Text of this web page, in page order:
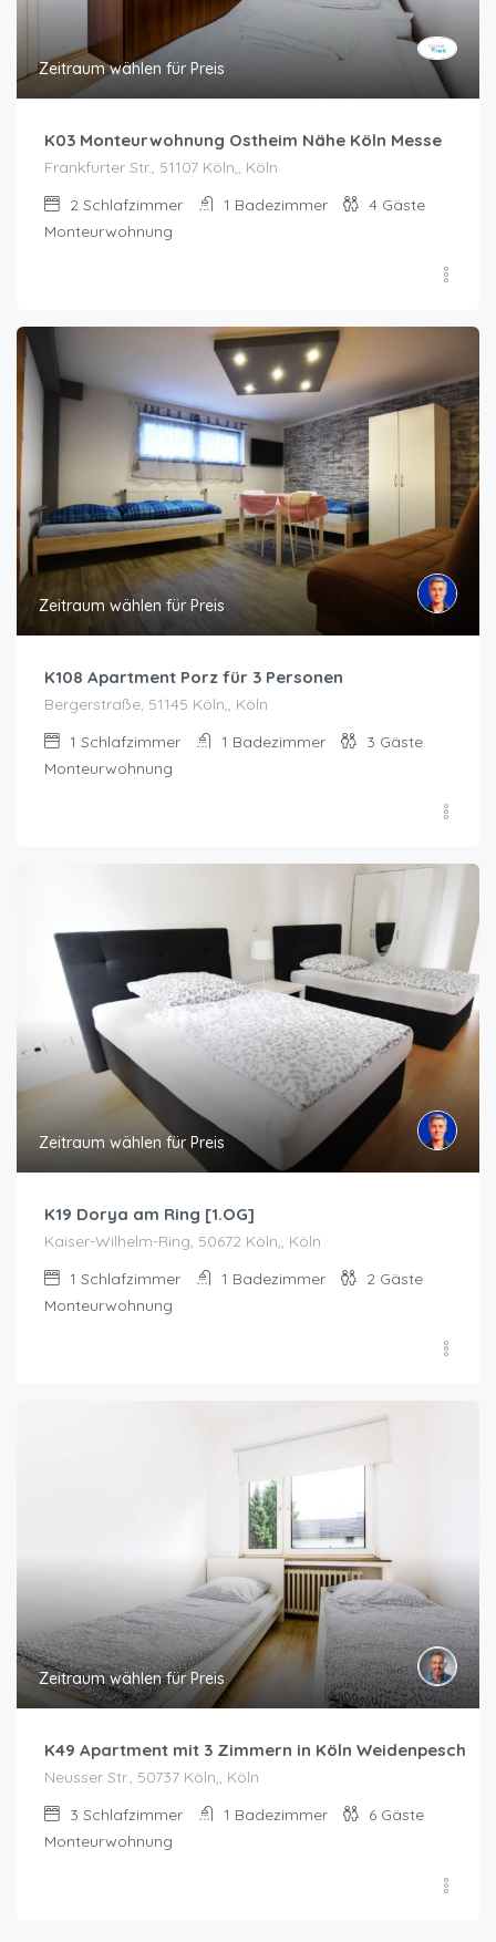
Zeitraum wählen für Preis
K03 Monteurwohnung Ostheim Nähe Köln Messe
Frankfurter Str., 51107 Köln,, Köln
2 Schlafzimmer 1 Badezimmer 4 Gäste
Monteurwohnung
Zeitraum wählen für Preis
K108 Apartment Porz für 3 Personen
Bergerstraße, 51145 Köln,, Köln
1 Schlafzimmer 1 Badezimmer 3 Gäste
Monteurwohnung
Zeitraum wählen für Preis
K19 Dorya am Ring [1.OG]
Kaiser-Wilhelm-Ring, 50672 Köln,, Köln
1 Schlafzimmer 1 Badezimmer 2 Gäste
Monteurwohnung
Zeitraum wählen für Preis
K49 Apartment mit 3 Zimmern in Köln Weidenpesch
Neusser Str., 50737 Köln,, Köln
3 Schlafzimmer 1 Badezimmer 6 Gäste
Monteurwohnung